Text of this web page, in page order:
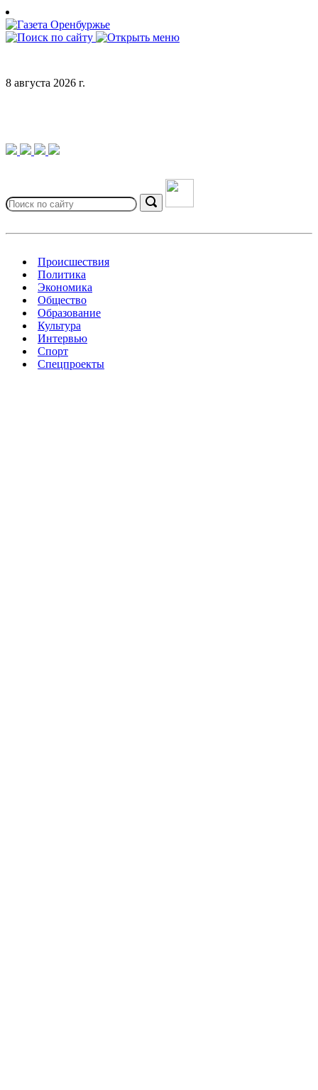
Skip
to
content
8 августа 2026 г.
for:
Search
Происшествия
Политика
Экономика
Общество
Образование
Культура
Интервью
Спорт
Спецпроекты